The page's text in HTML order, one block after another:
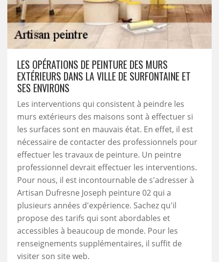
LES OPÉRATIONS DE PEINTURE DES MURS
EXTÉRIEURS DANS LA VILLE DE SURFONTAINE ET
SES ENVIRONS
Les interventions qui consistent à peindre les
murs extérieurs des maisons sont à effectuer si
les surfaces sont en mauvais état. En effet, il est
nécessaire de contacter des professionnels pour
effectuer les travaux de peinture. Un peintre
professionnel devrait effectuer les interventions.
Pour nous, il est incontournable de s'adresser à
Artisan Dufresne Joseph peinture 02 qui a
plusieurs années d'expérience. Sachez qu'il
propose des tarifs qui sont abordables et
accessibles à beaucoup de monde. Pour les
renseignements supplémentaires, il suffit de
visiter son site web.